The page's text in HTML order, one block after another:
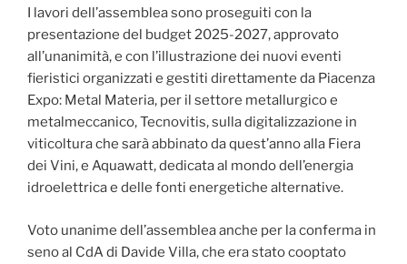
I lavori dell’assemblea sono proseguiti con la
presentazione del budget 2025-2027, approvato
all’unanimità, e con l’illustrazione dei nuovi eventi
fieristici organizzati e gestiti direttamente da Piacenza
Expo: Metal Materia, per il settore metallurgico e
metalmeccanico, Tecnovitis, sulla digitalizzazione in
viticoltura che sarà abbinato da quest’anno alla Fiera
dei Vini, e Aquawatt, dedicata al mondo dell’energia
idroelettrica e delle fonti energetiche alternative.
Voto unanime dell’assemblea anche per la conferma in
seno al CdA di Davide Villa, che era stato cooptato